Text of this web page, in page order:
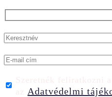
Adatvédelmi